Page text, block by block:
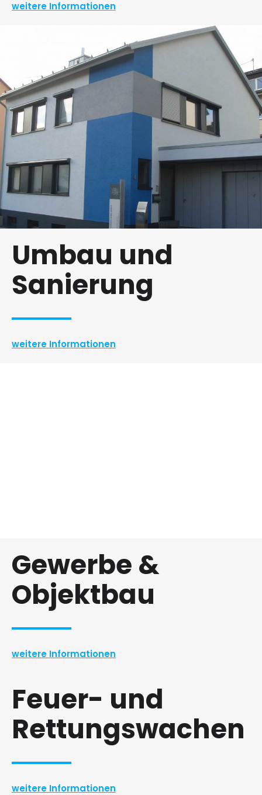
weitere Informationen
Umbau und
Sanierung
weitere Informationen
Gewerbe &
Objektbau
weitere Informationen
Feuer- und
Rettungswachen
weitere Informationen